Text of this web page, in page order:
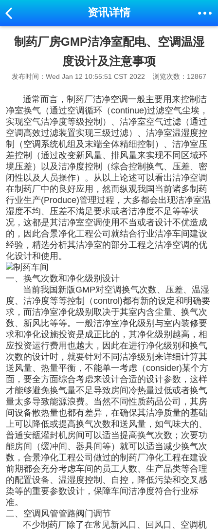
资讯详情
制药厂房GMP洁净室配电、空调温湿
度设计及注意事项
发布时间：Wed Jan 12 10:55:51 CST 2022 浏览次数：12867
通常而言， 制药厂洁净空调一般主要用来控制洁
净室换气（通过空调循环（continue)过滤空气尘埃，
实现空气洁净度等级控制）、洁净室空气过滤（通过
空调高效过滤装置实现三级过滤）、洁净室温湿度控
制（空调系统机组及末端全体精细控制）、洁净室压
差控制（通过改变新风量、排风量来实现不同区域环
境压差）以及洁净度控制（综合控制换气、压差、密
闭性以及人员操作）。从以上论述可以看出洁净空调
在制药厂中的良好应用，然而纵观我国当前诸多制药
行业生产(Produce)管理过程，大多都会出现洁净室温
湿度不均、压差不满足要求或者洁净度不足等等状
况，这都是其洁净室空调使用不当或者设计不优造成
的，因此合景净化工程公司 就结合行业洁净车间建设
经验，精选分析其洁净室的部分工程之洁净空调的优
化设计和使用。
一、换气次数和净化级别设计
当前我国新版GMP对空调换气次数、压差、温湿
度、洁净度等等控制（control)都有新的设定和明确要
求，而洁净室净化级别取决于其室内含尘量、换气次
数、新风比等等。一般洁净室净化级别与室内装修要
求和净化设施投资是成正比的，其净化级别越高，相
应投资运行费用也越大，因此在进行净化级别和换气
次数的设计时，就要针对不同洁净级别来详细计算其
送风量、热量平衡，不能单一考虑（consider)某个方
面，要全方面综合考虑来设计合适的设计参数，这样
才能够避免换气量不足导致房间冷热量过低或者换气
量太多导致能源浪费。当然不同性质药品公司，其房
间设备散热量也都有差异，在确保其洁净质量的基础
上可以降低或提高换气次数和送风量，如气味大的、
普通安瓿灌封机房间可以适当提高换气次数；次要功
能房间（缓冲间、器具间等）就可以适当减少换气次
数，合景净化工程公司做过的制药厂净化工程在建设
前期都会充分考虑车间的员工人数、生产品类等合理
的配置设备、温湿度控制、自控，降低污染和交叉感
染等的重要参数设计，保障车间洁净度符合行业标
准。
二、空调风管管路阀门调节
不少制药厂除了在常见新风口、回风口、空调机